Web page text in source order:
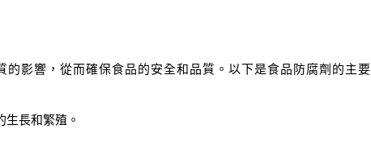
影響，從而確保食品的安全和品質。以下是食品防腐劑的主要
生長和繁殖。